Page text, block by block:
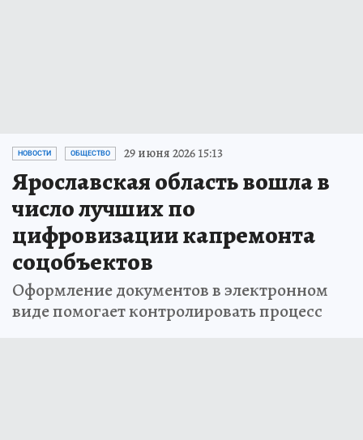
НОВОСТИ ОБЩЕСТВО 29 июня 2026 15:13
Ярославская область вошла в
число лучших по
цифровизации капремонта
соцобъектов
Оформление документов в электронном
виде помогает контролировать процесс